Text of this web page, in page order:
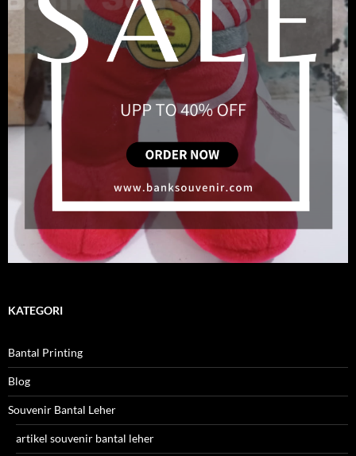
KATEGORI
Bantal Printing
Blog
Souvenir Bantal Leher
artikel souvenir bantal leher